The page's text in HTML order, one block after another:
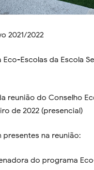
2021/2022
Eco-Escolas da Escola
reunião do Conselho
de 2022 (presencial)
presentes na reunião:
do programa